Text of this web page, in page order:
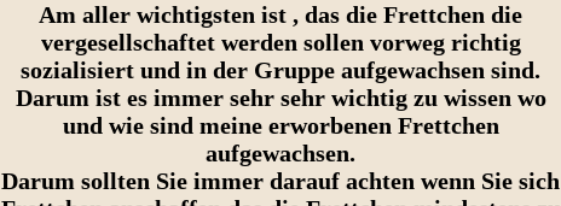
Am aller wichtigsten ist , das die Frettchen die
vergesellschaftet werden sollen vorweg richtig
sozialisiert und in der Gruppe aufgewachsen sind.
Darum ist es immer sehr sehr wichtig zu wissen wo
und wie sind meine erworbenen Frettchen
aufgewachsen.
Darum sollten Sie immer darauf achten wenn Sie sich